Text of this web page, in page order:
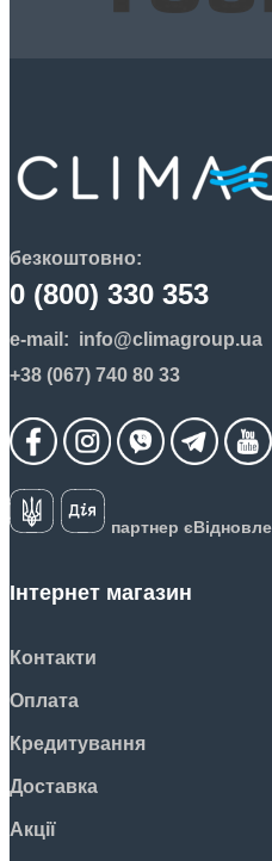
безкоштовно:
0 (800) 330 353
e-mail: info@climagroup.ua
+38 (067) 740 80 33
партнер
Інтернет магазин
Контакти
Оплата
Кредитування
Доставка
Акції